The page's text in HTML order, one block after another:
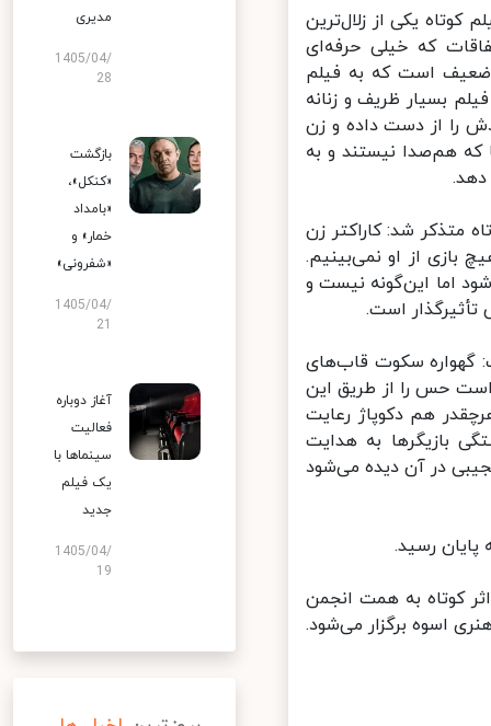
یکی از زلال‌ترین
که خیلی حرفه‌ای
است که به فیلم
بسیار ظریف و زنانه
از دست داده و زن
هم‌صدا نیستند و به
شد: کاراکتر زن
از او نمی‌بینیم.
اما این‌گونه نیست و
است.
گهواره سکوت قاب‌های
حس را از طریق این
هم دکوپاژ رعایت
بازیگرها به هدایت
در آن دیده می‌شود
رسید.
کوتاه به همت انجمن
اسوه برگزار می‌شود.
مدیری
1405/04/
28
بازگشت
«کنکل»،
«بامداد
خمار» و
«شفرونی»
1405/04/
آغاز دوباره
فعالیت
سینماها با
یک فیلم
جدید
1405/04/
19